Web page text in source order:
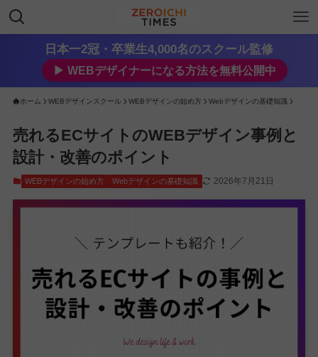
日本一2冠・卒業生4,000名のスクール監修
▶︎ WEBデザイナーになる方法を無料公開中
ホーム WEBデザインスクール WEBデザインの始め方 Webデザインの基礎知識
売れるECサイトのWEBデザイン事例と
設計・改善のポイント
WEBデザインの始め方 Webデザインの基礎知識 2026年7月21日